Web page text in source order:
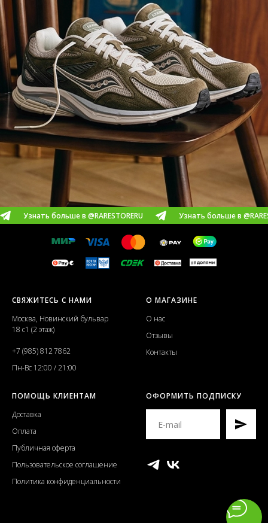
больше в @RARESTORERU Узнать больше в @RARESTORERU
СВЯЖИТЕСЬ С НАМИ
Москва, Новинский бульвар
18 с1 (2 этаж)
+7 (985) 812 7862
Пн-Вс 12:00 / 21:00
О МАГАЗИНЕ
О нас
Отзывы
Контакты
ПОМОЩЬ КЛИЕНТАМ
Доставка
Оплата
Публичная оферта
Пользовательское соглашение
Политика конфиденциальности
ОФОРМИТЬ ПОДПИСКУ